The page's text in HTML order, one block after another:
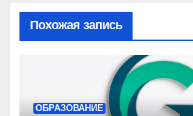
Похожая запись
ОБРАЗОВАНИЕ